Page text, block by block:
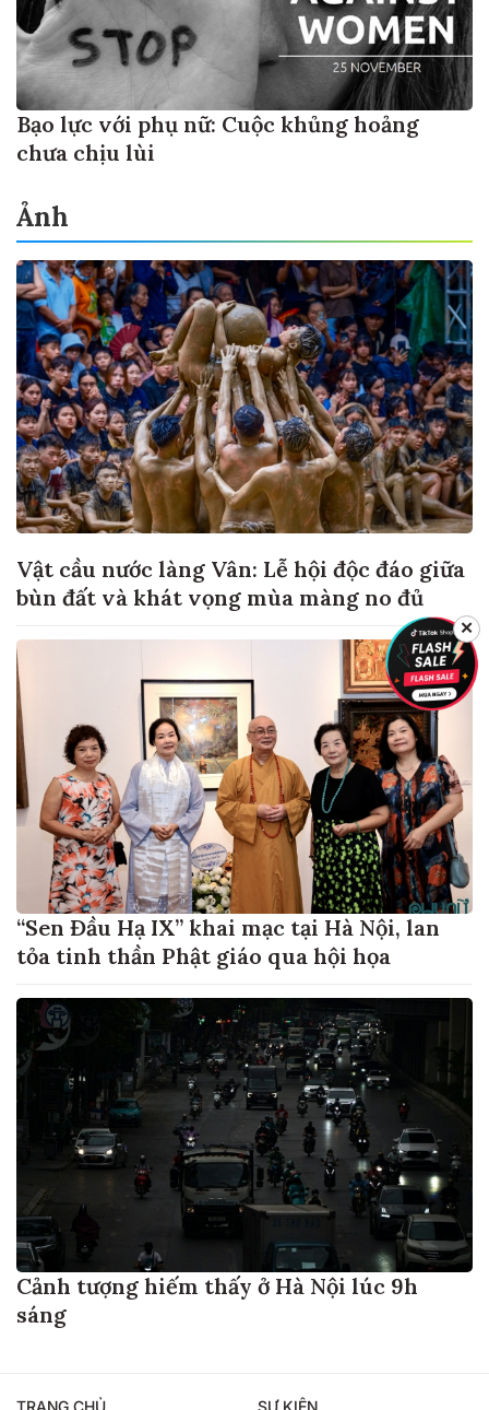
Bạo lực với phụ nữ: Cuộc khủng hoảng
chưa chịu lùi
Ảnh
Vật cầu nước làng Vân: Lễ hội độc đáo giữa
bùn đất và khát vọng mùa màng no đủ
“Sen Đầu Hạ IX” khai mạc tại Hà Nội, lan
tỏa tinh thần Phật giáo qua hội họa
Cảnh tượng hiếm thấy ở Hà Nội lúc 9h
sáng
TRANG CHỦ SỰ KIỆN
✕